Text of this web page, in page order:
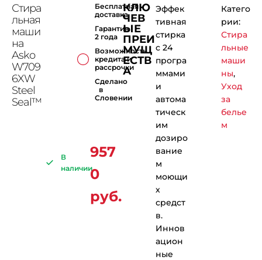
Стира
льная
маши
на
Asko
W709
6XW
Steel
Seal™
В
наличии
Бесплатная
доставка
Гарантия
2 года
Возможность
кредита и
рассрочки
Сделано
в
Словении
957
0
руб.
КЛЮ
ЧЕВ
ЫЕ
ПРЕИ
МУЩ
ЕСТВ
А
Эффек
тивная
стирка
с 24
програ
ммами
и
автома
тическ
им
дозиро
вание
м
моющи
х
средст
в.
Иннов
ацион
ные
Катего
рии:
Стира
льные
маши
ны,
Уход
за
белье
м